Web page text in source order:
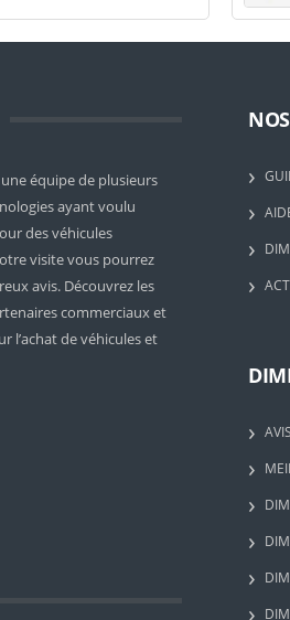
équipe de plusieurs
ayant voulu
des véhicules
visite vous pourrez
avis. Découvrez les
commerciaux et
l’achat de véhicules et